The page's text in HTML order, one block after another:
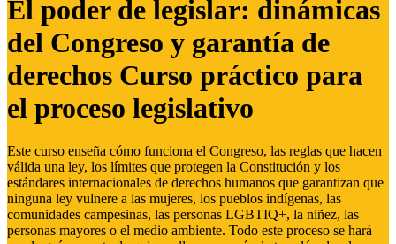
El poder de legislar: dinámicas
del Congreso y garantía de
derechos Curso práctico para
el proceso legislativo
Este curso enseña cómo funciona el Congreso, las reglas que hacen
válida una ley, los límites que protegen la Constitución y los
estándares internacionales de derechos humanos que garantizan que
ninguna ley vulnere a las mujeres, los pueblos indígenas, las
comunidades campesinas, las personas LGBTIQ+, la niñez, las
personas mayores o el medio ambiente. Todo este proceso se hará